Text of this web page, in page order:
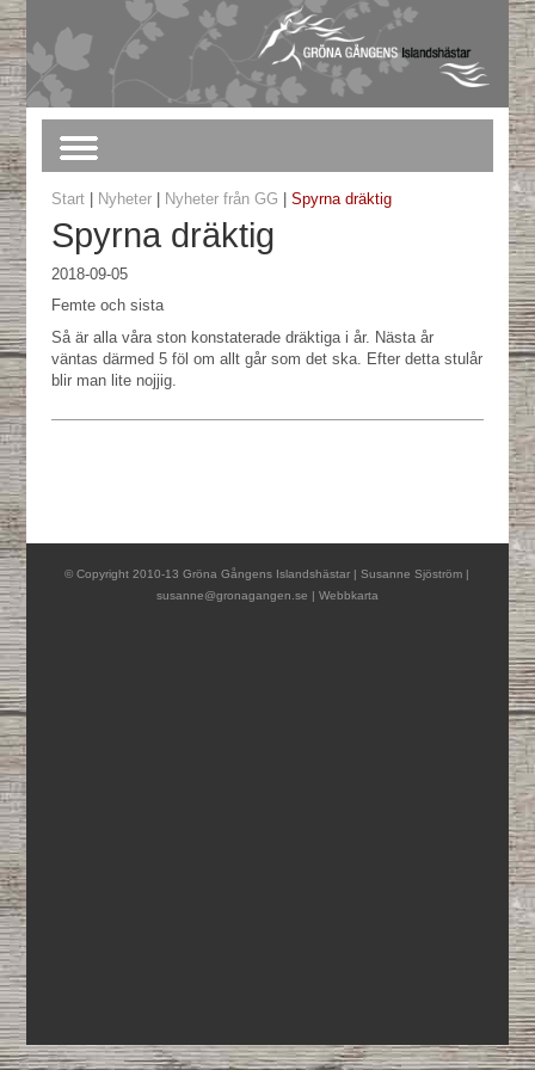
Start| Nyheter| Nyheter från GG Spyrna dräktig
Spyrna dräktig
2018-09-05
Femte och sista
Så är alla våra ston konstaterade dräktiga i år. Nästa år
väntas därmed 5 föl om allt går som det ska. Efter detta stulår
blir man lite nojjig.
© Copyright 2010-13 Gröna Gångens Islandshästar | Susanne Sjöström |
susanne@gronagangen.se | Webbkarta